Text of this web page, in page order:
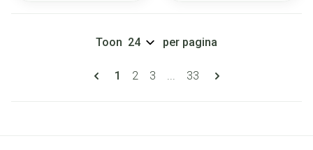
Pagina's
U lees momenteel pagina
1 Pagina
2 Pagina
3 ... Pagina
33
Toon per pagina